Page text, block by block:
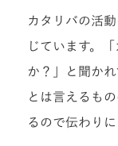
カタリバの活
じています。
か？」と聞か
とは言えるも
るので伝わりに